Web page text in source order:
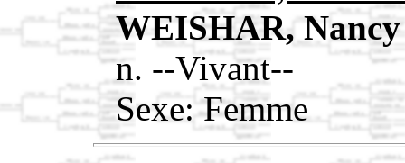
WEISHAR,
n. --Vivant--
Sexe: Femme